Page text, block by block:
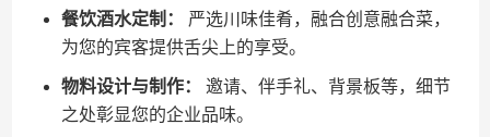
餐饮酒水定制：
严选川味佳肴，融合创意融合菜，
为您的宾客提供舌尖上的享受。
物料设计与制作：
邀请、伴手礼、背景板等，细节
之处彰显您的企业品味。